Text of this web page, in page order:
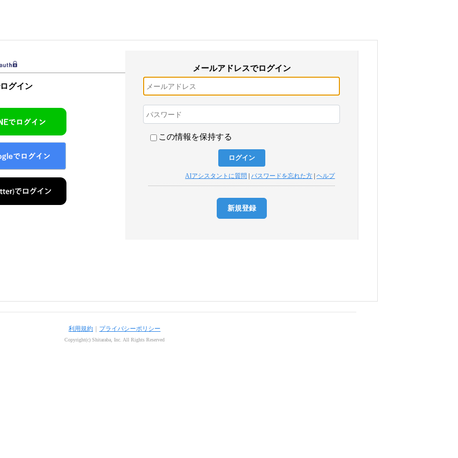
グイン
メールアドレスでログイン
この情報を保持する
AIアシスタントに質問 |パスワードを忘れた方 |ヘルプ
新規登録
利用規約 プライバシーポリシー
Copyright(c) Shitaraba, Inc. All Rights Reserved